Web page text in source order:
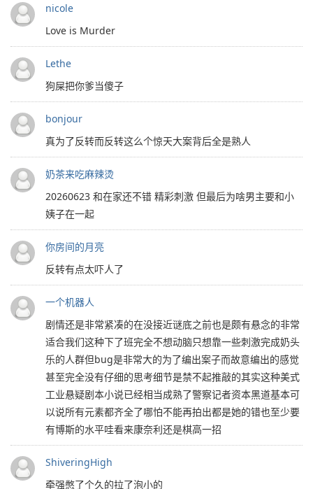
nicole
Love is Murder
Lethe
狗屎把你爹当傻子
bonjour
真为了反转而反转这么个惊天大案背后全是熟人
奶茶来吃麻辣烫
20260623 和在家还不错 精彩刺激 但最后为啥男主要和小
姨子在一起
你房间的月亮
反转有点太吓人了
一个机器人
剧情还是非常紧凑的在没接近谜底之前也是颇有悬念的非常
适合我们这种下了班完全不想动脑只想靠一些刺激完成奶头
乐的人群但bug是非常大的为了编出案子而故意编出的感觉
甚至完全没有仔细的思考细节是禁不起推敲的其实这种美式
工业悬疑剧本小说已经相当成熟了警察记者资本黑道基本可
以说所有元素都齐全了哪怕不能再拍出都是她的错也至少要
有博斯的水平哇看来康奈利还是棋高一招
ShiveringHigh
牵强憋了个久的拉了泡小的